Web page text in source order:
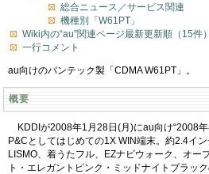
総合ニュース／サービス関連
機種別「W61PT」
Wiki内の“au”関連ページ最新更新順（15件）
一行コメント
au向けのパンテック製「CDMA W61PT」。
概要
KDDIが2008年1月28日(月)にau向け“2008年
P&Cとしてはじめての1X WIN端末。約2.4イ
LISMO、着うたフル、EZナビウォーク、オ
ト・エレガントピンク・ミッドナイトブラッ